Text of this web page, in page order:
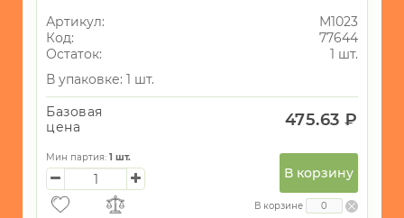
Артикул:
М1023
Код:
77644
Остаток:
1 шт.
В упаковке: 1 шт.
Базовая
цена
475.63 ₽
Мин партия: 1 шт.
В корзину
В корзине